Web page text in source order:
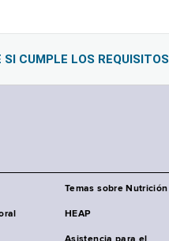
SI CUMPLE LOS REQUISITOS
Temas sobre Nutrición
HEAP